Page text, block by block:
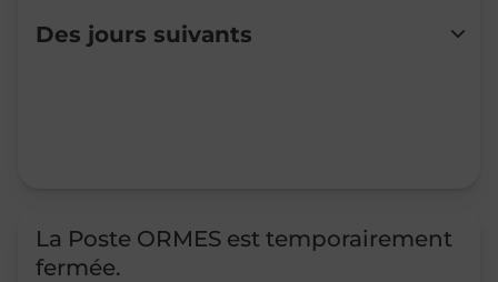
Lundi 14:30-17:00
Des jours suivants
La Poste ORMES est temporairement
fermée.